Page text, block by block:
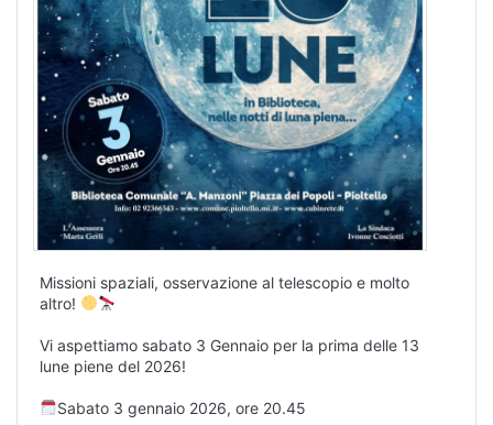
Missioni spaziali, osservazione al telescopio e molto
altro!
Vi aspettiamo sabato 3 Gennaio per la prima delle 13
lune piene del 2026!
Sabato 3 gennaio 2026, ore 20.45